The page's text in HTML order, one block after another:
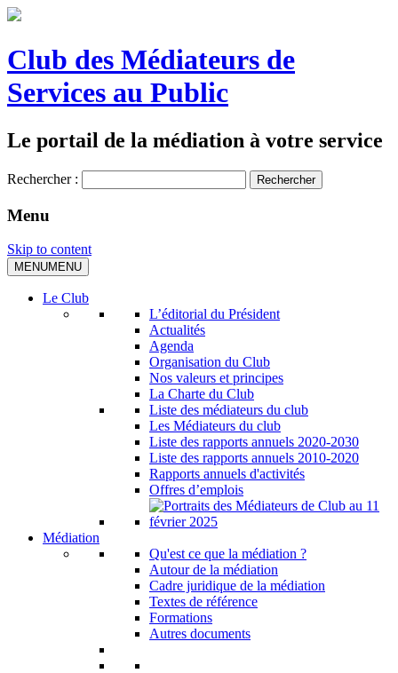
Club des Médiateurs de
Services au Public
Le portail de la médiation à votre service
Rechercher :
Menu
Skip to content
MENUMENU
Le Club
L’éditorial du Président
Actualités
Agenda
Organisation du Club
Nos valeurs et principes
La Charte du Club
Liste des médiateurs du club
Les Médiateurs du club
Liste des rapports annuels 2020-2030
Liste des rapports annuels 2010-2020
Rapports annuels d'activités
Offres d’emplois
Médiation
Qu'est ce que la médiation ?
Autour de la médiation
Cadre juridique de la médiation
Textes de référence
Formations
Autres documents